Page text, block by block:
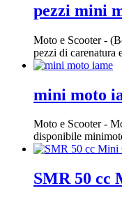
pezzi mini
Moto e Scooter-
pezzi di carenatura
mini moto
Moto e Scooter-
disponibile
SMR 50 cc